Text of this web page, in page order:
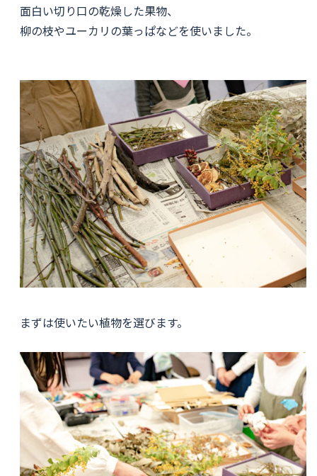
面白い切り口の乾燥した果物、
柳の枝やユーカリの葉っぱなどを使いました。
まずは使いたい植物を選びます。